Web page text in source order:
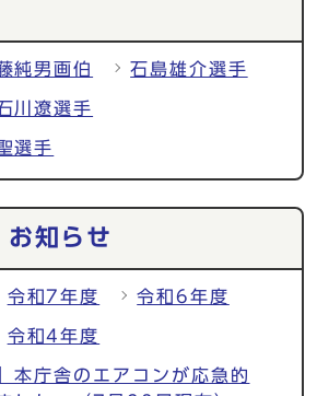
純男画伯 石島雄介選手
川遼選手
選手
お知らせ
令和7年度 令和6年度
令和4年度
本庁舎のエアコンが応急的